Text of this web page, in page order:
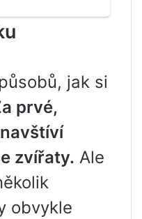
jak si
prvé,
zvířaty. Ale
obvykle